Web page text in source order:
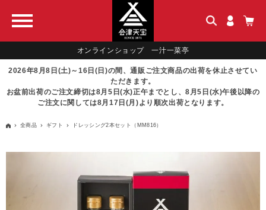
オンラインショップ 一汁一菜亭
2026年8月8日(土)～16日(日)の間、通販ご注文商品の出荷を休止させてい
ただきます。
お盆前出荷のご注文締切は8月5日(水)正午までとし、8月5日(水)午後以降の
ご注文に関しては8月17日(月)より順次出荷となります。
全商品 ギフト ドレッシング2本セット（MM816）